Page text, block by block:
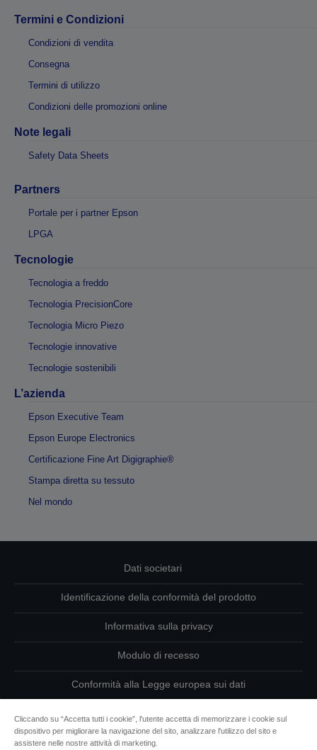
Termini e Condizioni
Condizioni di vendita
Consegna
Termini di utilizzo
Condizioni delle promozioni online
Note legali
Safety Data Sheets
Partners
Portale per i partner Epson
LPGA
Tecnologie
Tecnologia a freddo
Tecnologia PrecisionCore
Tecnologia Micro Piezo
Tecnologie innovative
Tecnologie sostenibili
L’azienda
Epson Executive Team
Epson Europe Electronics
Certificazione Fine Art Digigraphie®
Stampa diretta su tessuto
Nel mondo
Dati societari
Identificazione della conformità del prodotto
Informativa sulla privacy
Modulo di recesso
Conformità alla Legge europea sui dati
Informazioni sui cookie
Cliccando su “Accetta tutti i cookie”, l'utente accetta di memorizzare i cookie sul
dispositivo per migliorare la navigazione del sito, analizzare l'utilizzo del sito e
assistere nelle nostre attività di marketing.